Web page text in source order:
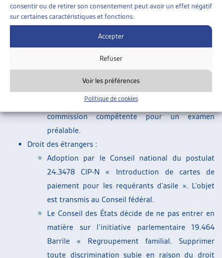
consentir ou de retirer son consentement peut avoir un effet négatif
sur certaines caractéristiques et fonctions.
Accepter
Refuser
Voir les préférences
Politique de cookies
parlementaire 20.406 Silberschmidt « Les
entrepreneurs qui versent des cotisations à
l’assurance-chômage doivent être assurés eux
aussi contre le chômage » à la commission.
Le Conseil des États a transmis la motion
24.3653 Wasserfallen « Femmes enceintes au
maternité pour toutes les travailleuses » à la
commission compétente pour un examen
préalable.
Droit des étrangers :
Adoption par le Conseil national du postulat
24.3478 CIP-N « Introduction de cartes de
paiement pour les requérants d’asile ». L’objet
est transmis au Conseil fédéral.
Le Conseil des États décide de ne pas entrer en
matière sur l’initiative parlementaire 19.464
Barrile « Regroupement familial. Supprimer
toute discrimination subie en raison du droit